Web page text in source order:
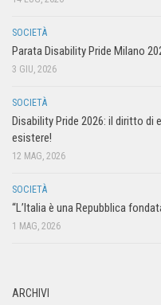
SOCIETÀ
Parata Disability Pride Milano
3 GIU, 2026
SOCIETÀ
Disability Pride 2026: il diritto
esistere!
12 MAG, 2026
SOCIETÀ
“L’Italia è una Repubblica
1 MAG, 2026
ARCHIVI